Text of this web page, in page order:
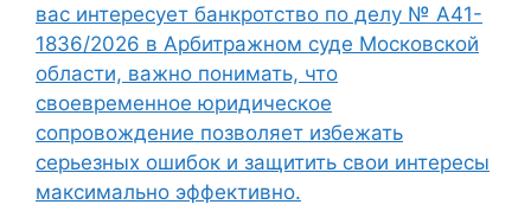
вас интересует банкротство по делу № А41-
1836/2026 в Арбитражном суде Московской
области, важно понимать, что
своевременное юридическое
сопровождение позволяет избежать
серьезных ошибок и защитить свои интересы
максимально эффективно.